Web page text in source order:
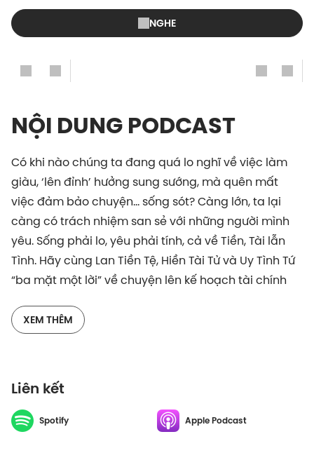
NGHE
NỘI DUNG PODCAST
Có khi nào chúng ta đang quá lo nghĩ về việc làm
giàu, ‘lên đỉnh’ hưởng sung sướng, mà quên mất
việc đảm bảo chuyện… sống sót? Càng lớn, ta lại
càng có trách nhiệm san sẻ với những người mình
yêu. Sống phải lo, yêu phải tính, cả về Tiền, Tài lẫn
Tình. Hãy cùng Lan Tiền Tệ, Hiền Tài Tử và Uy Tình Tứ
“ba mặt một lời” về chuyện lên kế hoạch tài chính
Cảm ơn nhà tài trợ Prudential đã đồng hành cùng
Prudential là giúp mọi người đạt được những điều
tốt đẹp nhất trong cuộc sống. Prudential mang đến
giải pháp chăm sóc sức khỏe toàn diện với chi phí
hợp lý, giúp bảo vệ tài chính và gia tăng tài sản,
XEM THÊM
Liên kết
Spotify Apple Podcast